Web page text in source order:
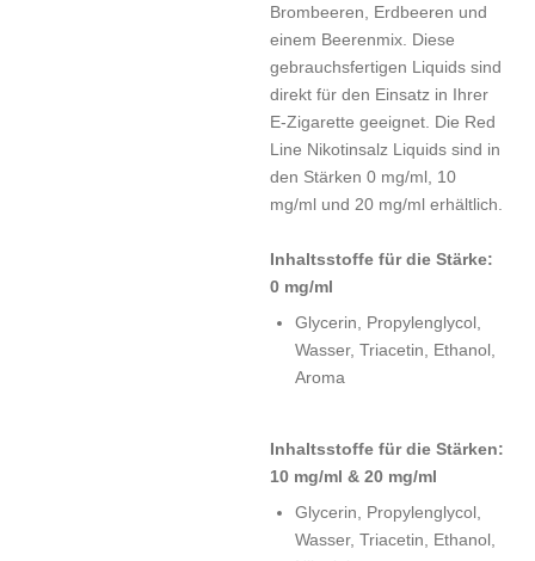
Brombeeren, Erdbeeren und
einem Beerenmix. Diese
gebrauchsfertigen Liquids sind
direkt für den Einsatz in Ihrer
E-Zigarette geeignet. Die Red
Line Nikotinsalz Liquids sind in
den Stärken 0 mg/ml, 10
mg/ml und 20 mg/ml erhältlich.
Inhaltsstoffe für die Stärke:
0 mg/ml
Glycerin, Propylenglycol,
Wasser, Triacetin, Ethanol,
Aroma
Inhaltsstoffe für die Stärken:
10 mg/ml & 20 mg/ml
Glycerin, Propylenglycol,
Wasser, Triacetin, Ethanol,